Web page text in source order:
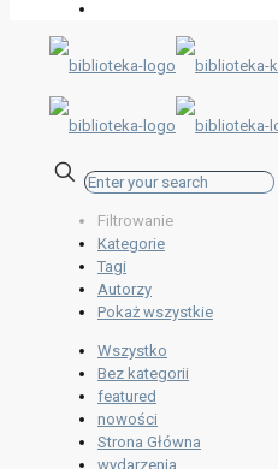
Filtrowanie
Kategorie
Tagi
Autorzy
Pokaż wszystkie
Wszystko
Bez kategorii
featured
nowości
Strona Główna
wydarzenia